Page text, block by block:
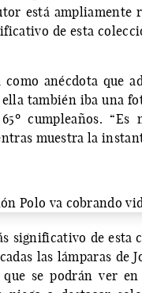
está ampliamente
de esta
anécdota que
también iba una
cumpleaños.
muestra la
significativo de esta
las lámparas de
se podrán ver en